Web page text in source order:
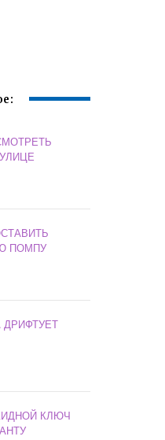
ПОМПУ
ДРИФТУЕТ
КЛЮЧ